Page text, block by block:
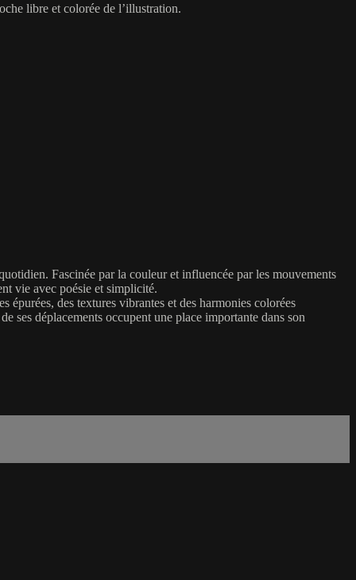
libre et colorée de l’illustration.
Fascinée par la couleur et influencée par les mouvements
vie avec poésie et simplicité.
des textures vibrantes et des harmonies colorées
ses déplacements occupent une place importante dans son